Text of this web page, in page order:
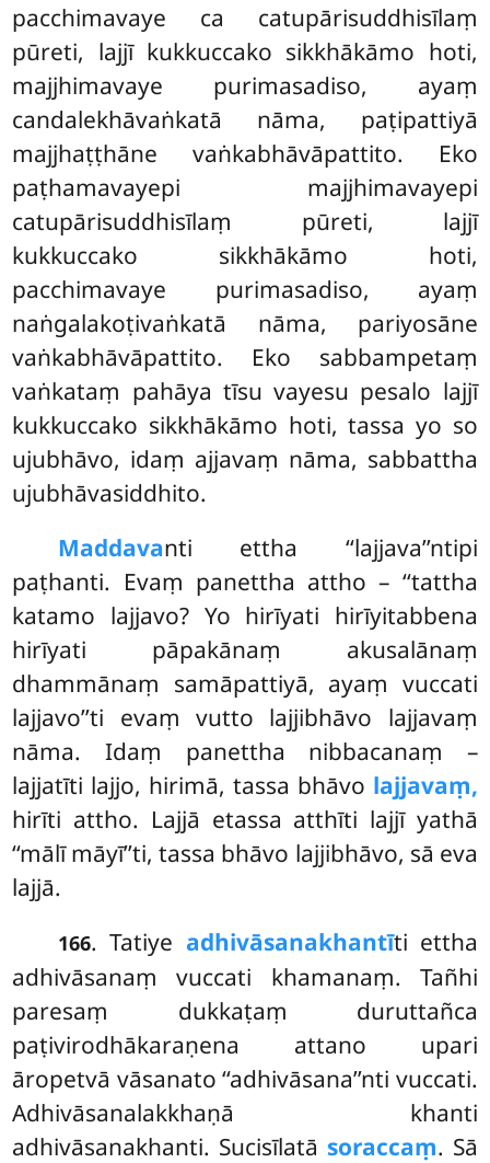
pacchimavaye ca catupārisuddhisīlaṃ
pūreti, lajjī kukkuccako sikkhākāmo hoti,
majjhimavaye purimasadiso, ayaṃ
candalekhāvaṅkatā nāma, paṭipattiyā
majjhaṭṭhāne vaṅkabhāvāpattito. Eko
paṭhamavayepi majjhimavayepi
catupārisuddhisīlaṃ pūreti, lajjī
kukkuccako sikkhākāmo hoti,
pacchimavaye purimasadiso, ayaṃ
naṅgalakoṭivaṅkatā nāma, pariyosāne
vaṅkabhāvāpattito. Eko sabbampetaṃ
vaṅkataṃ pahāya tīsu vayesu pesalo lajjī
kukkuccako sikkhākāmo hoti, tassa yo so
ujubhāvo, idaṃ ajjavaṃ nāma, sabbattha
ujubhāvasiddhito.
Maddavanti ettha ‘‘lajjava’’ntipi
paṭhanti. Evaṃ panettha attho – ‘‘tattha
katamo lajjavo? Yo hirīyati hirīyitabbena
hirīyati pāpakānaṃ akusalānaṃ
dhammānaṃ samāpattiyā, ayaṃ vuccati
lajjavo’’ti evaṃ vutto lajjibhāvo lajjavaṃ
nāma. Idaṃ panettha nibbacanaṃ –
lajjatīti lajjo, hirimā, tassa bhāvo lajjavaṃ,
hirīti attho. Lajjā etassa atthīti lajjī yathā
‘‘mālī māyī’’ti, tassa bhāvo lajjibhāvo, sā eva
lajjā.
166. Tatiye adhivāsanakhantīti ettha
adhivāsanaṃ vuccati khamanaṃ. Tañhi
paresaṃ dukkaṭaṃ duruttañca
paṭivirodhākaraṇena attano upari
āropetvā vāsanato ‘‘adhivāsana’’nti vuccati.
Adhivāsanalakkhaṇā khanti
adhivāsanakhanti. Sucisīlatā soraccaṃ. Sā